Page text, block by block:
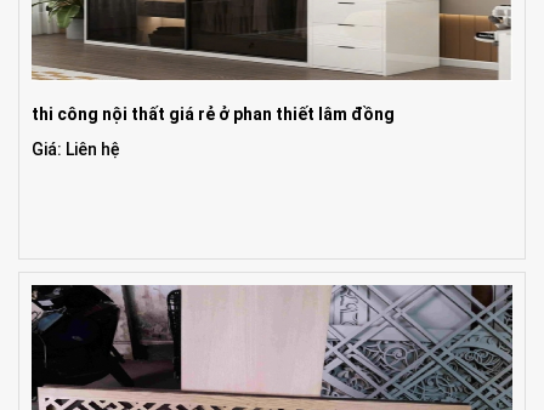
thi công nội thất giá rẻ ở phan thiết lâm đồng
Giá: Liên hệ